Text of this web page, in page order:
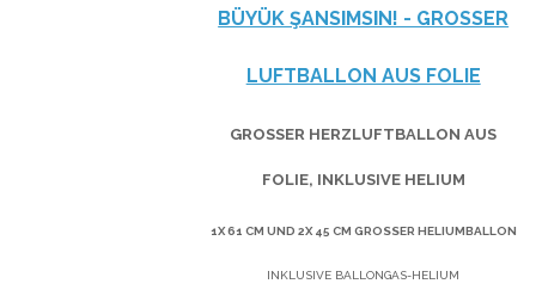
BÜYÜK ŞANSΙMSΙN! - GROSSER L
UFTBALLON AUS FOLIE
GROSSER HERZLUFTBALLON AUS F
OLIE, INKLUSIVE HELIUM
1X 61 CM UND 2X 45 CM GROSSER HELIUMBALLON
INKLUSIVE BALLONGAS-HELIUM